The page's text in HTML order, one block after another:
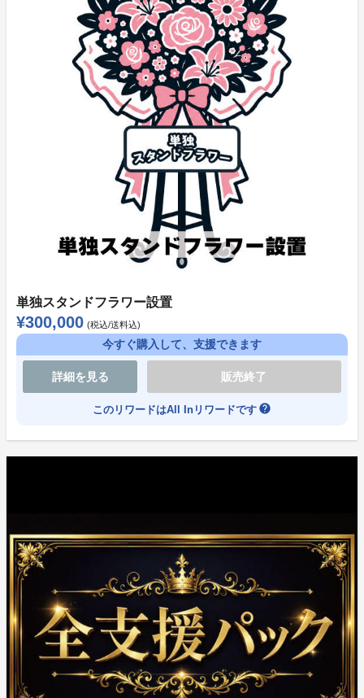
お問い合わせの際は、下記項目をあわせてご記載くださ
・ご支援時にご登録いただいたメールアドレス
・ご支援時にご登録いただいたお電話番号
・ご支援いただいたプロジェクト名
・お問い合わせ内容
単独スタンドフラワー設置
¥300,000 (税込/送料込)
今すぐ購入して、支援できます
詳細を見る 販売終了
このリワードはAll Inリワードです help